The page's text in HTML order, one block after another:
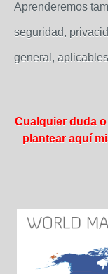
Aprenderemos
seguridad,
general,
Cualquier duda
plantear aquí